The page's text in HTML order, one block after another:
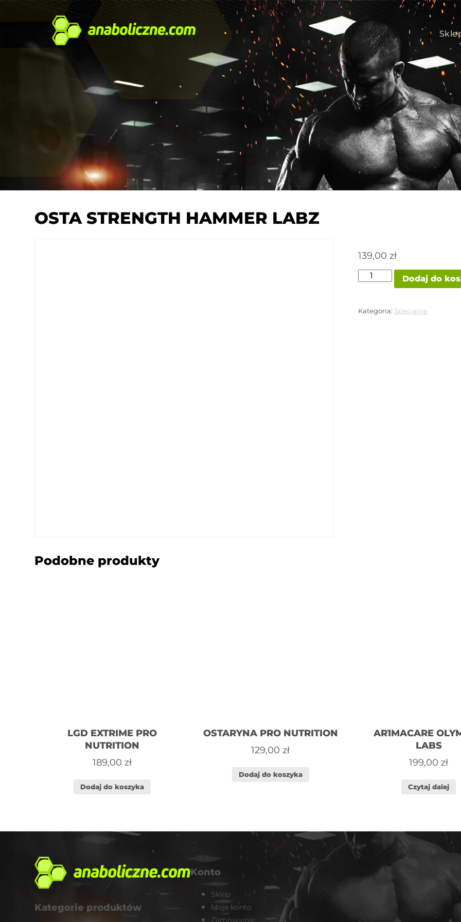
OSTA STRENGTH HAMMER LABZ
139,00zł
ilość
OSTA
LABZ
Dodaj do
Kategoria: Specjalne
Podobne produkty
LGD EXTRIME PRO
NUTRITION
189,00zł
Dodaj do koszyka
OSTARYNA PRO NUTRITION
129,00zł
Dodaj do koszyka
AR1MACARE
LABS
199,00zł
Czytaj dalej
Kategorie produktów
Konto
Sklep
Moje konto
Zamówienie